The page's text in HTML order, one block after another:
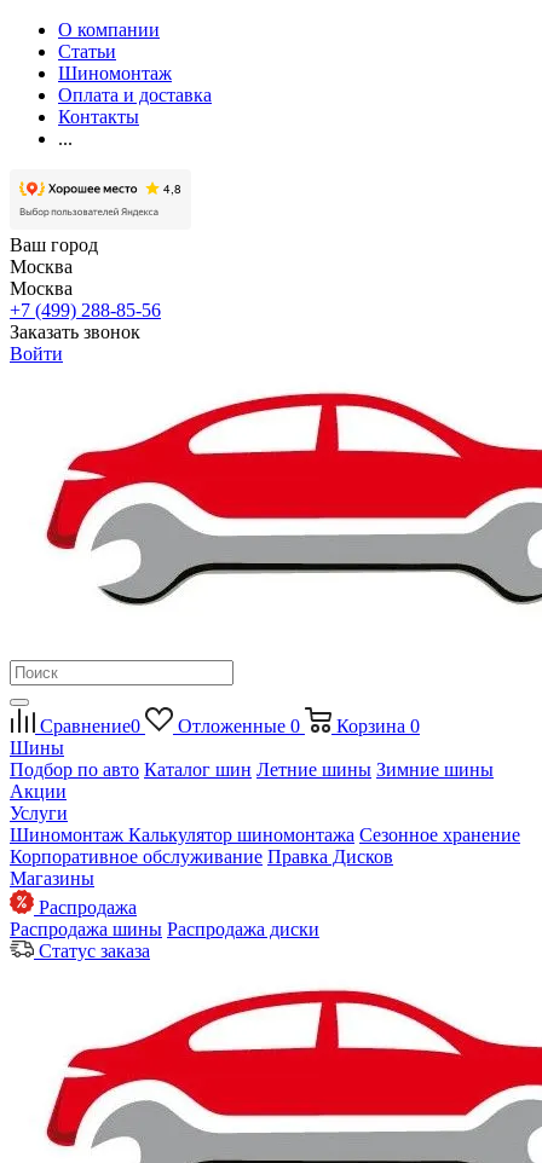
О компании
Статьи
Шиномонтаж
Оплата и доставка
Контакты
...
Ваш город
Москва
Москва
+7 (499) 288-85-56
Заказать звонок
Войти
Сравнение0 Отложенные 0 Корзина 0
Шины
Подбор по авто Каталог шин Летние шины Зимние шины
Акции
Услуги
Шиномонтаж Калькулятор шиномонтажа Сезонное хранение
Корпоративное обслуживание Правка Дисков
Магазины
Распродажа
Распродажа шины Распродажа диски
Статус заказа